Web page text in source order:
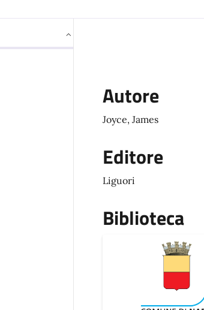
Autore
Joyce, James
Editore
Liguori
Biblioteca